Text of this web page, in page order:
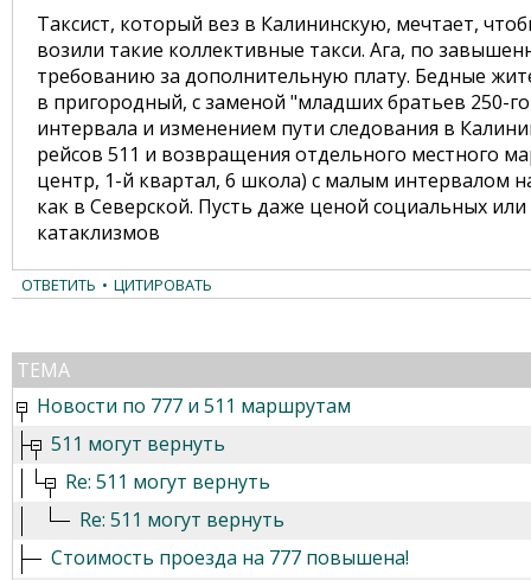
Таксист, который вез в Калининскую, мечтает,
возили такие коллективные такси. Ага, по
требованию за дополнительную плату. Бедные
в пригородный, с заменой "младших братьев 250-
интервала и изменением пути следования в
рейсов 511 и возвращения отдельного местного
центр, 1-й квартал, 6 школа) с малым интервалом
как в Северской. Пусть даже ценой социальных
катаклизмов
ОТВЕТИТЬ • ЦИТИРОВАТЬ
ТЕМА
Новости по 777 и 511 маршрутам
511 могут вернуть
Re: 511 могут вернуть
Re: 511 могут вернуть
Стоимость проезда на 777 повышена!